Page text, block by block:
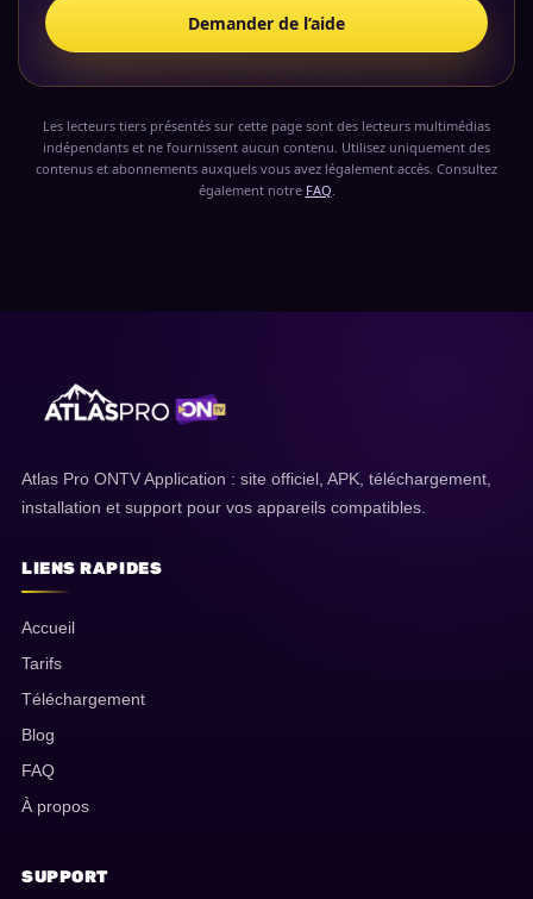
Demander de l’aide
Les lecteurs tiers présentés sur cette page sont des lecteurs multimédias
indépendants et ne fournissent aucun contenu. Utilisez uniquement des
contenus et abonnements auxquels vous avez légalement accès. Consultez
également notre FAQ.
Atlas Pro ONTV Application : site officiel, APK, téléchargement,
installation et support pour vos appareils compatibles.
LIENS RAPIDES
Accueil
Tarifs
Téléchargement
Blog
FAQ
À propos
SUPPORT